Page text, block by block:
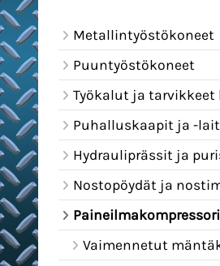
Metallintyöstökoneet
Puuntyöstökoneet
Työkalut ja tarvikkeet
Puhalluskaapit ja -
Hydrauliprässit ja
Nostopöydät ja
Vaimennetut